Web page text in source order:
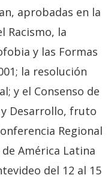
aprobadas en la
Racismo, la
y las Formas
la resolución
y el Consenso de
Desarrollo, fruto
Regional
América Latina
del 12 al 15